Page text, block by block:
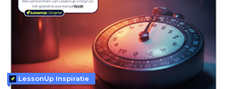
LessonUp Inspiratie